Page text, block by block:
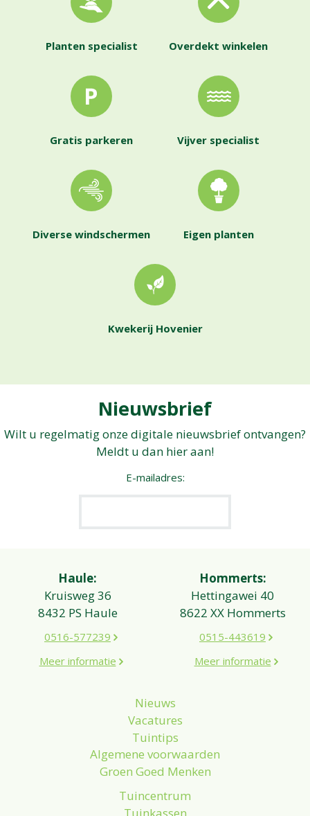
Planten specialist Overdekt winkelen
Gratis parkeren Vijver specialist
Diverse windschermen Eigen planten
Kwekerij Hovenier
Nieuwsbrief
Wilt u regelmatig onze digitale nieuwsbrief ontvangen?
Meldt u dan hier aan!
E-mailadres:
Haule:
Kruisweg 36
8432 PS Haule
0516-577239
Meer informatie
Hommerts:
Hettingawei 40
8622 XX Hommerts
0515-443619
Meer informatie
Nieuws
Vacatures
Tuintips
Algemene voorwaarden
Groen Goed Menken
Tuincentrum
Tuinkassen